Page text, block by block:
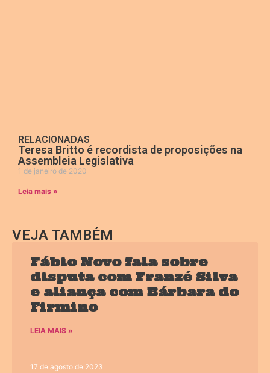
RELACIONADAS
Teresa Britto é recordista de proposições na
Assembleia Legislativa
1 de janeiro de 2020
Leia mais »
VEJA TAMBÉM
Fábio Novo fala sobre
disputa com Franzé Silva
e aliança com Bárbara do
Firmino
LEIA MAIS »
17 de agosto de 2023